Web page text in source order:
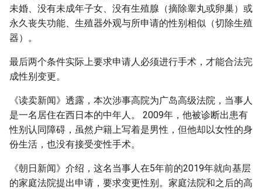
未婚、没有未成年子女、没有生殖腺（摘除睾丸或卵巢）或
永久丧失功能、生殖器外观与所申请的性别相似（切除生殖
器）。
最后两个条件实际上要求申请人必须进行手术，才能合法完
成性别变更。
《读卖新闻》透露，本次涉事高院为广岛高级法院，当事人
是一名居住在西日本的中年人。 2009年，他被诊断出患有
性别认同障碍，虽然户籍上写着是男性，但他却以女性的身
份生活，也没有接受变性手术。
《朝日新闻》介绍，这名当事人在5年前的2019年就向基层
的家庭法院提出申请，要求变更性别。家庭法院和之后的高